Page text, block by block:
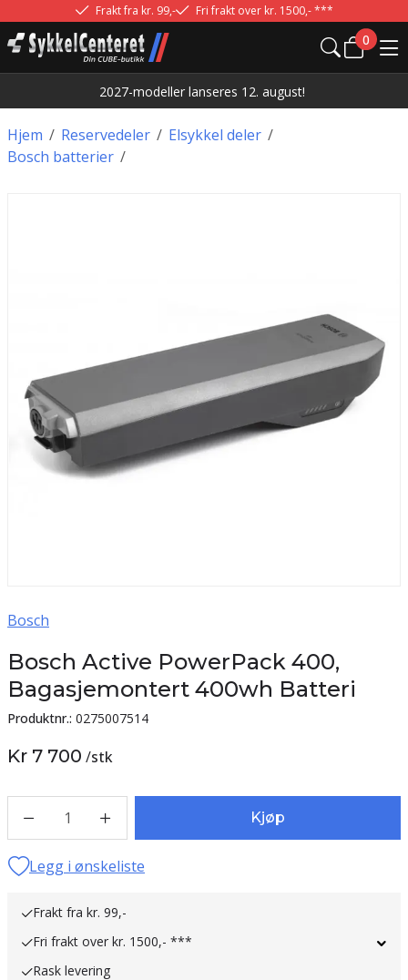
Frakt fra kr. 99,- Fri frakt over kr. 1500,- ***
0
2027-modeller lanseres 12. august!
/
Hjem /
Reservedeler /
Elsykkel deler
/
Bosch batterier
Bosch
Bosch Active PowerPack 400,
Bagasjemontert 400wh Batteri
Produktnr.: 0275007514
Kr 7 700 /stk
1 Kjøp
Legg i ønskeliste
Frakt fra kr. 99,-
Fri frakt over kr. 1500,- ***
Rask levering